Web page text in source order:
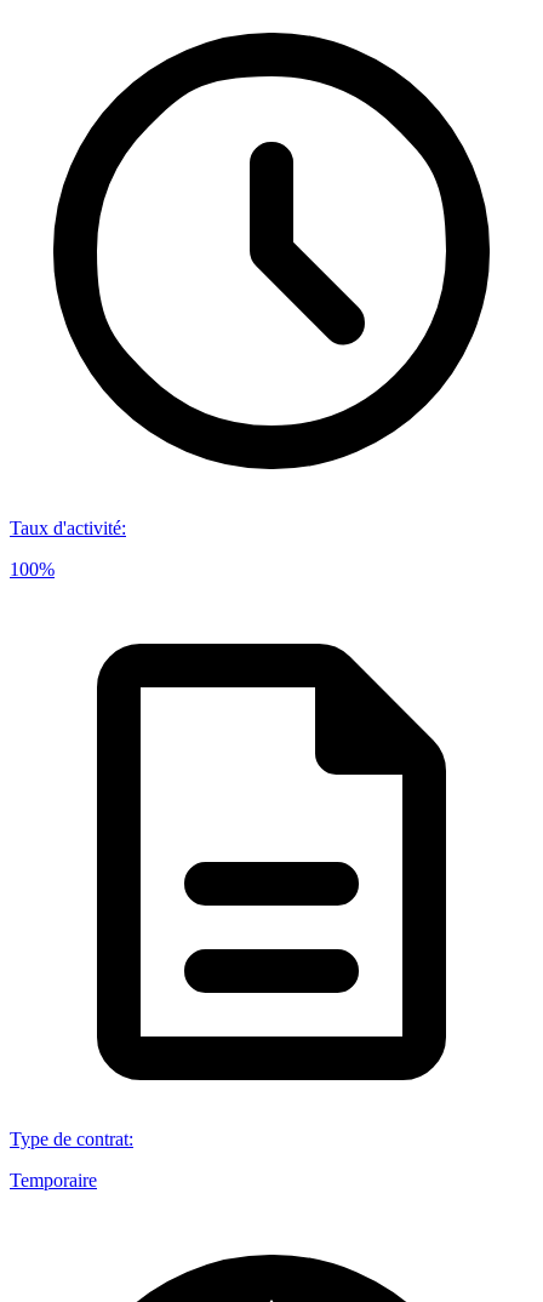
Taux d'activité:
100%
Type de contrat:
Temporaire